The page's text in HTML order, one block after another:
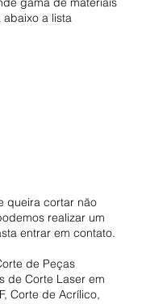
abaixo a lista
queira cortar não
realizar um
entrar em contato.
de Peças
de Corte Laser em
Corte de Acrílico,